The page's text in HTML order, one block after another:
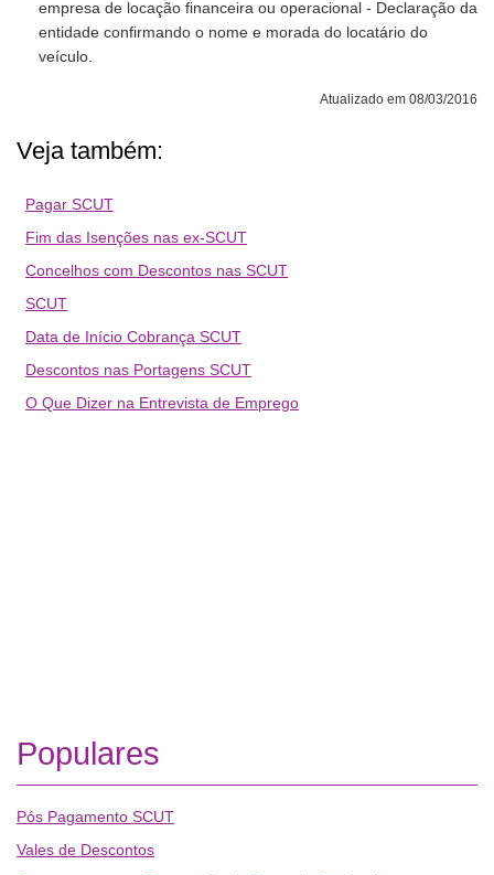
empresa de locação financeira ou operacional - Declaração da
entidade confirmando o nome e morada do locatário do
veículo.
Atualizado em 08/03/2016
Veja também:
Pagar SCUT
Fim das Isenções nas ex-SCUT
Concelhos com Descontos nas SCUT
SCUT
Data de Início Cobrança SCUT
Descontos nas Portagens SCUT
O Que Dizer na Entrevista de Emprego
Populares
Pós Pagamento SCUT
Vales de Descontos